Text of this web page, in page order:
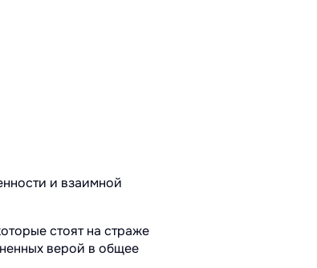
и взаимной
стоят на страже
верой в общее